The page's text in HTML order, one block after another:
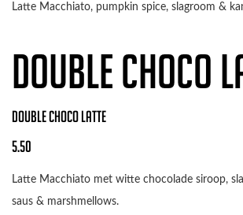
Latte Macchiato, pumpkin spice, slagroom &
DOUBLE CHOCO
DOUBLE CHOCO LATTE
5.50
Latte Macchiato met witte chocolade siroop,
saus & marshmellows.